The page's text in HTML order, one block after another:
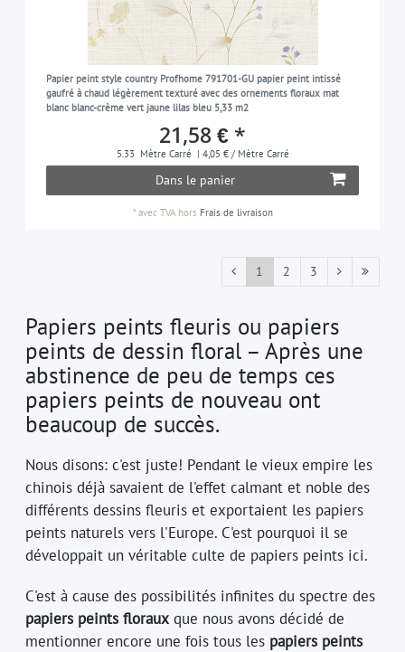
Papier peint style country Profhome 791701-GU papier peint intissé
gaufré à chaud légèrement texturé avec des ornements floraux mat
blanc blanc-crème vert jaune lilas bleu 5,33 m2
21,58 € *
5.33 Mètre Carré | 4,05 € / Mètre Carré
Dans le panier
*avec TVAhors Frais de livraison
1 2 3
Papiers peints fleuris ou papiers
peints de dessin floral – Après une
abstinence de peu de temps ces
papiers peints de nouveau ont
beaucoup de succès.
Nous disons: c'est juste! Pendant le vieux empire les
chinois déjà savaient de l'effet calmant et noble des
différents dessins fleuris et exportaient les papiers
peints naturels vers l'Europe. C'est pourquoi il se
développait un véritable culte de papiers peints ici.
C'est à cause des possibilités infinites du spectre des
papiers peints floraux que nous avons décidé de
mentionner encore une fois tous les papiers peints